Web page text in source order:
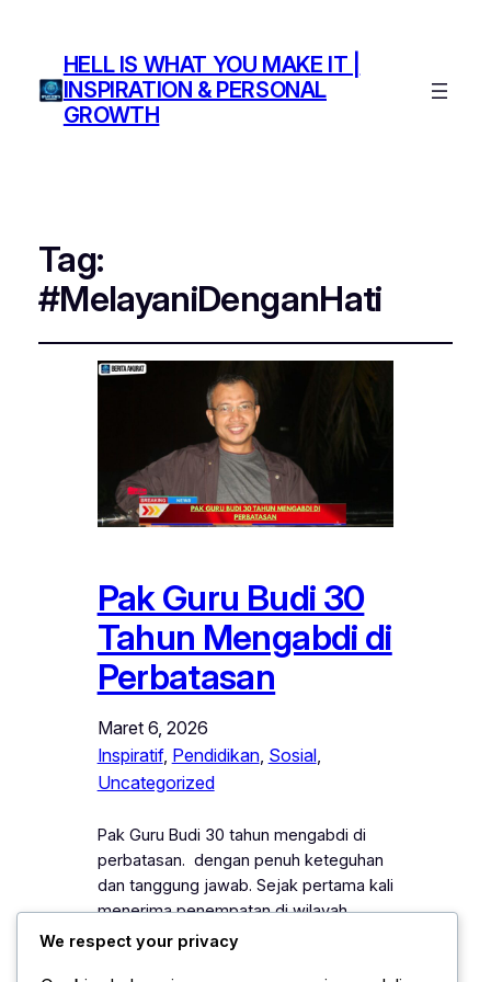
HELL IS WHAT YOU MAKE IT |
INSPIRATION & PERSONAL
GROWTH
Tag:
#MelayaniDenganHati
Pak Guru Budi 30
Tahun Mengabdi di
Perbatasan
Maret 6, 2026
Inspiratif, Pendidikan, Sosial
Uncategorized
Pak Guru Budi 30 tahun mengabdi di
perbatasan. dengan penuh keteguhan
dan tanggung jawab. Sejak pertama kali
menerima penempatan di wilayah
terluar negeri, ia langsung memahami
We respect your privacy